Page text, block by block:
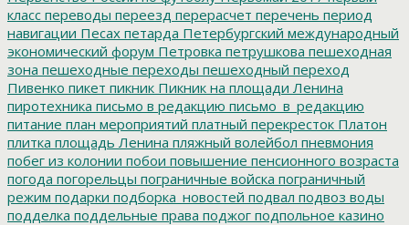
класс переводы переезд перерасчет перечень период
навигации Песах петарда Петербургский международный
экономический форум Петровка петрушкова пешеходная
зона пешеходные переходы пешеходный переход
Пивенко пикет пикник Пикник на площади Ленина
пиротехника письмо в редакцию письмо_в_редакцию
питание план мероприятий платный перекресток Платон
плитка площадь Ленина пляжный волейбол пневмония
побег из колонии побои повышение пенсионного возраста
погода погорельцы пограничные войска пограничный
режим подарки подборка_новостей подвал подвоз воды
подделка поддельные права поджог подпольное казино